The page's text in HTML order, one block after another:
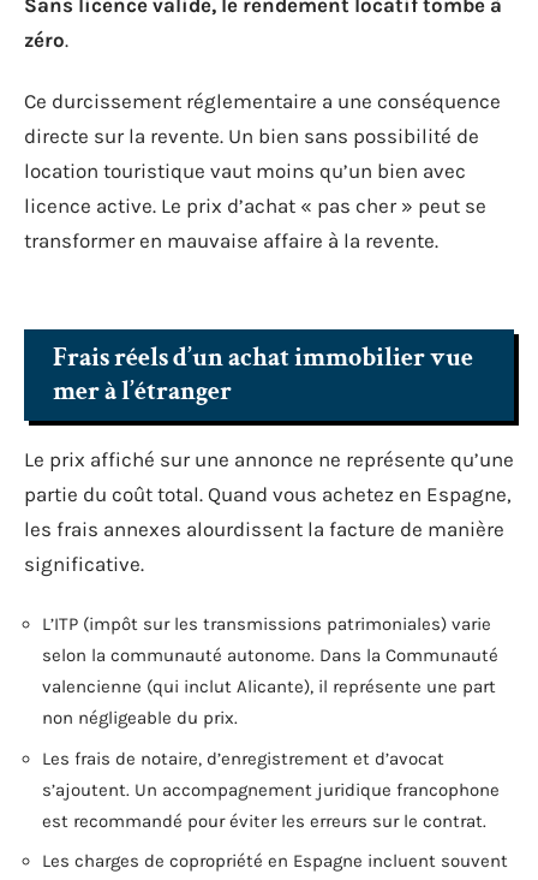
zéro.
Ce durcissement réglementaire a une conséquence
directe sur la revente. Un bien sans possibilité de
location touristique vaut moins qu’un bien avec
licence active. Le prix d’achat « pas cher » peut se
transformer en mauvaise affaire à la revente.
Frais réels d’un achat immobilier vue
mer à l’étranger
Le prix affiché sur une annonce ne représente qu’une
partie du coût total. Quand vous achetez en Espagne,
les frais annexes alourdissent la facture de manière
significative.
L’ITP (impôt sur les transmissions patrimoniales) varie
selon la communauté autonome. Dans la Communauté
valencienne (qui inclut Alicante), il représente une part
non négligeable du prix.
Les frais de notaire, d’enregistrement et d’avocat
s’ajoutent. Un accompagnement juridique francophone
est recommandé pour éviter les erreurs sur le contrat.
Les charges de copropriété en Espagne incluent souvent